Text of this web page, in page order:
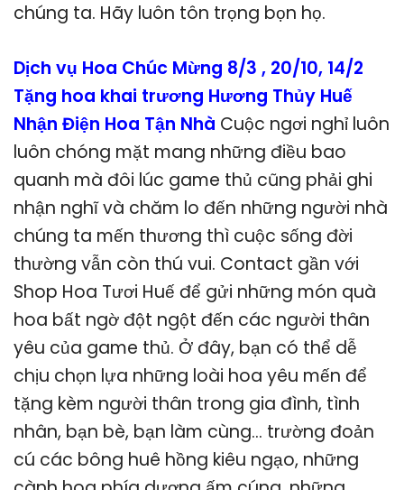
chúng ta. Hãy luôn tôn trọng bọn họ.
Dịch vụ Hoa Chúc Mừng 8/3 , 20/10, 14/2
Tặng hoa khai trương Hương Thủy Huế
Nhận Điện Hoa Tận Nhà Cuộc ngơi nghỉ luôn
luôn chóng mặt mang những điều bao
quanh mà đôi lúc game thủ cũng phải ghi
nhận nghĩ và chăm lo đến những người nhà
chúng ta mến thương thì cuộc sống đời
thường vẫn còn thú vui. Contact gần với
Shop Hoa Tươi Huế để gửi những món quà
hoa bất ngờ đột ngột đến các người thân
yêu của game thủ. Ở đây, bạn có thể dễ
chịu chọn lựa những loài hoa yêu mến để
tặng kèm người thân trong gia đình, tình
nhân, bạn bè, bạn làm cùng… trường đoản
cú các bông huê hồng kiêu ngạo, những